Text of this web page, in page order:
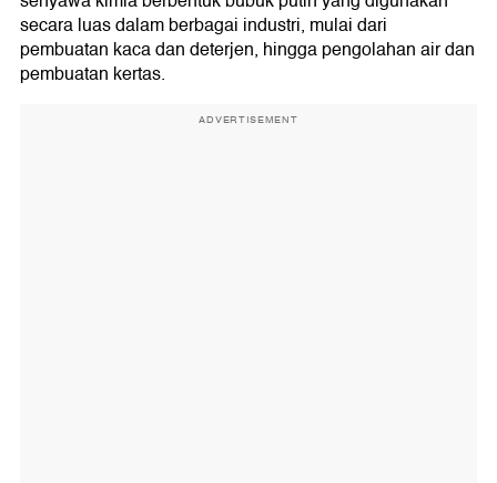
secara luas dalam berbagai industri, mulai dari
pembuatan kaca dan deterjen, hingga pengolahan air dan
pembuatan kertas.
ADVERTISEMENT